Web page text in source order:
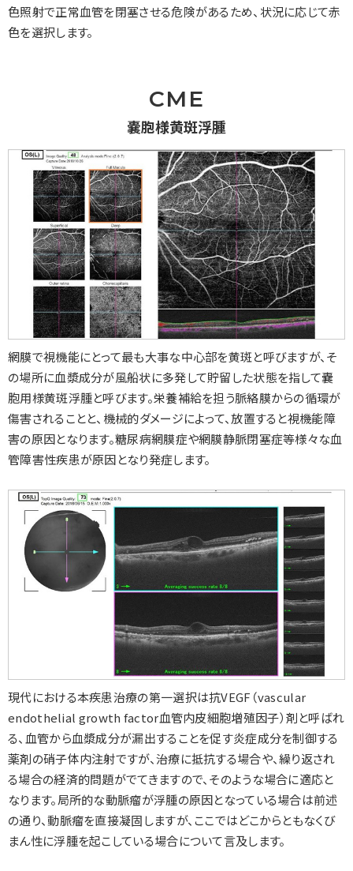
色照射で正常血管を閉塞させる危険があるため、状況に応じて赤
色を選択します。
CME
嚢胞様黄斑浮腫
網膜で視機能にとって最も大事な中心部を黄斑と呼びますが、そ
の場所に血漿成分が風船状に多発して貯留した状態を指して嚢
胞用様黄斑浮腫と呼びます。栄養補給を担う脈絡膜からの循環が
傷害されることと、機械的ダメージによって、放置すると視機能障
害の原因となります。糖尿病網膜症や網膜静脈閉塞症等様々な血
管障害性疾患が原因となり発症します。
現代における本疾患治療の第一選択は抗VEGF（vascular
endothelial growth factor血管内皮細胞増殖因子）剤と呼ばれ
る、血管から血漿成分が漏出することを促す炎症成分を制御する
薬剤の硝子体内注射ですが、治療に抵抗する場合や、繰り返され
る場合の経済的問題がでてきますので、そのような場合に適応と
なります。局所的な動脈瘤が浮腫の原因となっている場合は前述
の通り、動脈瘤を直接凝固しますが、ここではどこからともなくび
まん性に浮腫を起こしている場合について言及します。